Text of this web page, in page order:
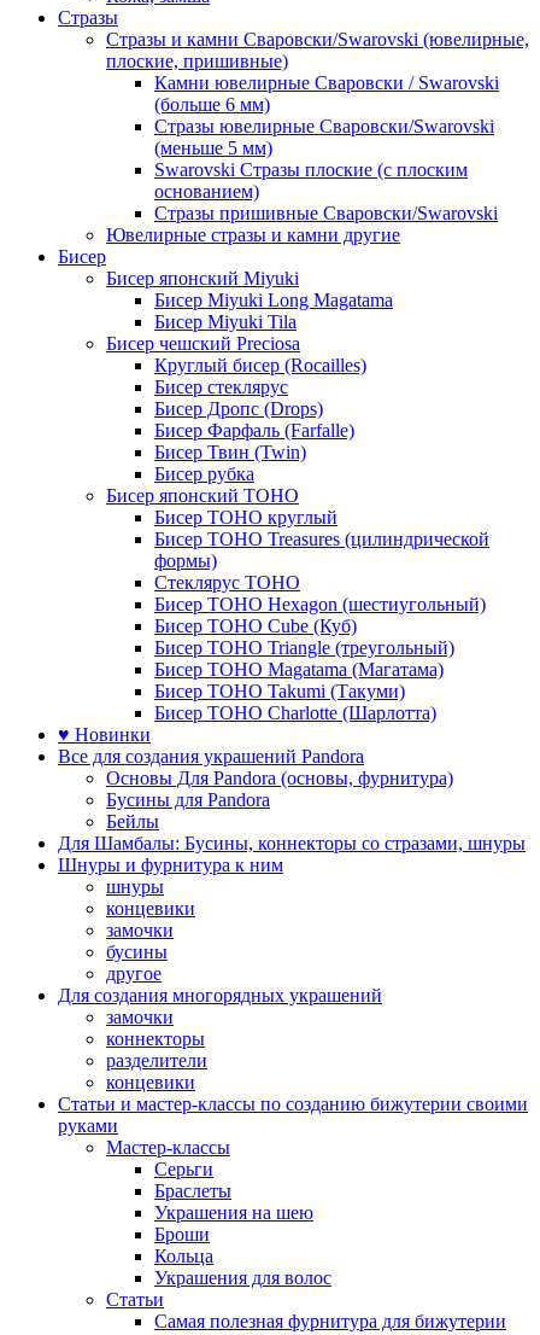
Стразы
Стразы и камни Сваровски/Swarovski (ювелирные,
плоские, пришивные)
Камни ювелирные Сваровски / Swarovski
(больше 6 мм)
Стразы ювелирные Сваровски/Swarovski
(меньше 5 мм)
Swarovski Стразы плоские (с плоским
основанием)
Стразы пришивные Сваровски/Swarovski
Ювелирные стразы и камни другие
Бисер
Бисер японский Miyuki
Бисер Miyuki Long Magatama
Бисер Miyuki Tila
Бисер чешский Preciosa
Круглый бисер (Rocailles)
Бисер стеклярус
Бисер Дропс (Drops)
Бисер Фарфаль (Farfalle)
Бисер Твин (Twin)
Бисер рубка
Бисер японский TOHO
Бисер TOHO круглый
Бисер TOHO Treasures (цилиндрической
формы)
Стеклярус TOHO
Бисер TOHO Hexagon (шестиугольный)
Бисер TOHO Cube (Куб)
Бисер TOHO Triangle (треугольный)
Бисер TOHO Magatama (Магатама)
Бисер TOHO Takumi (Такуми)
Бисер TOHO Charlotte (Шарлотта)
♥ Новинки
Все для создания украшений Pandora
Основы Для Pandora (основы, фурнитура)
Бусины для Pandora
Бейлы
Для Шамбалы: Бусины, коннекторы со стразами, шнуры
Шнуры и фурнитура к ним
шнуры
концевики
замочки
бусины
другое
Для создания многорядных украшений
замочки
коннекторы
разделители
концевики
Статьи и мастер-классы по созданию бижутерии своими
руками
Мастер-классы
Серьги
Браслеты
Украшения на шею
Броши
Кольца
Украшения для волос
Статьи
Самая полезная фурнитура для бижутерии